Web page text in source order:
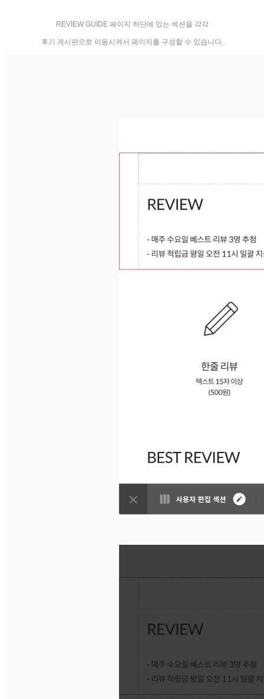
REVIEW GUIDE 페이지 하단에 있는 섹션을 각각
후기 게시판으로 이동시켜서 페이지를 구성할 수 있습니다.